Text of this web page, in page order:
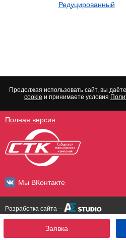
Редуцированный
Продолжая использовать сайт, вы
cookie и принимаете условия
Полная версия
Мы ВКонтакте
Разработка сайта –
Заявка